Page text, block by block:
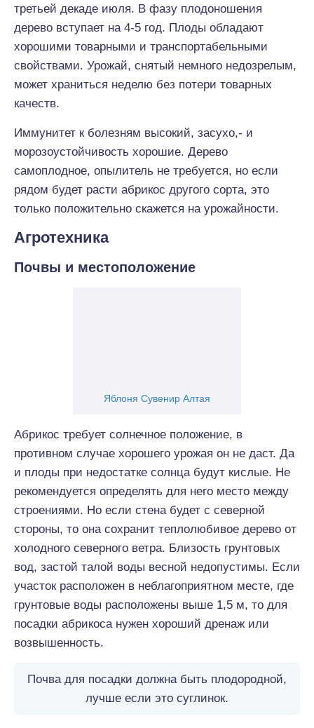
третьей декаде июля. В фазу плодоношения
дерево вступает на 4-5 год. Плоды обладают
хорошими товарными и транспортабельными
свойствами. Урожай, снятый немного недозрелым,
может храниться неделю без потери товарных
качеств.
Иммунитет к болезням высокий, засухо,- и
морозоустойчивость хорошие. Дерево
самоплодное, опылитель не требуется, но если
рядом будет расти абрикос другого сорта, это
только положительно скажется на урожайности.
Агротехника
Почвы и местоположение
Яблоня Сувенир Алтая
Абрикос требует солнечное положение, в
противном случае хорошего урожая он не даст. Да
и плоды при недостатке солнца будут кислые. Не
рекомендуется определять для него место между
строениями. Но если стена будет с северной
стороны, то она сохранит теплолюбивое дерево от
холодного северного ветра. Близость грунтовых
вод, застой талой воды весной недопустимы. Если
участок расположен в неблагоприятном месте, где
грунтовые воды расположены выше 1,5 м, то для
посадки абрикоса нужен хороший дренаж или
возвышенность.
Почва для посадки должна быть плодородной,
лучше если это суглинок.